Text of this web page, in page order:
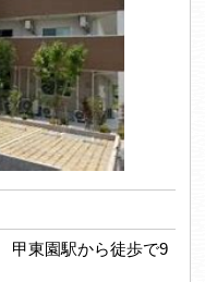
甲東園駅から徒歩で9